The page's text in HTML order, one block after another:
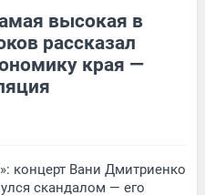
высокая в
рассказал
края —
концерт Вани Дмитриенко
скандалом — его